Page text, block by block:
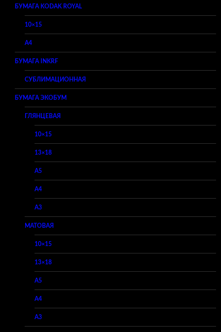
БУМАГА KODAK ROYAL
10×15
A4
БУМАГА INKRF
СУБЛИМАЦИОННАЯ
БУМАГА ЭКОБУМ
ГЛЯНЦЕВАЯ
10×15
13×18
A5
A4
A3
МАТОВАЯ
10×15
13×18
A5
A4
A3